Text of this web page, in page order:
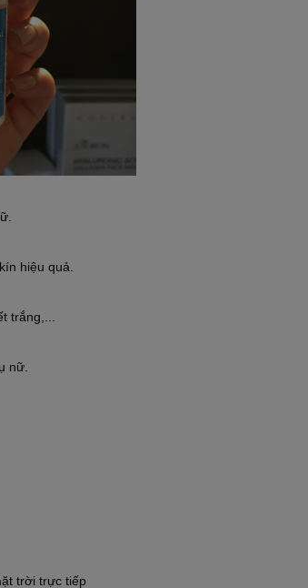
hiệu quả.
trắng,...
nữ.
trời trực tiếp